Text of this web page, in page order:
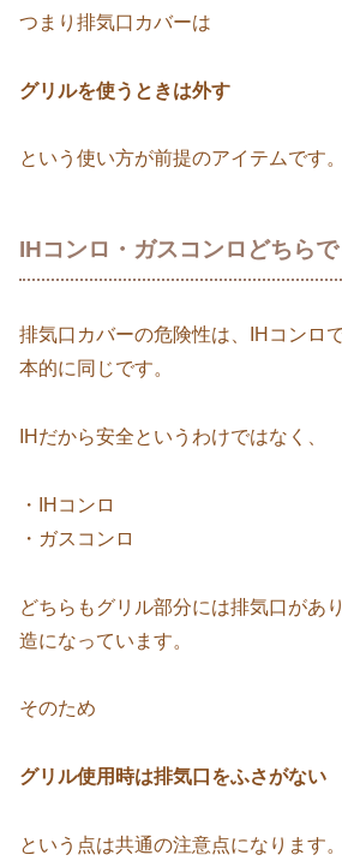
つまり排気口カバーは
グリルを使うときは外す
という使い方が前提のアイテムです。
IHコンロ・ガスコンロどちら
排気口カバーの危険性は、IHコンロ
本的に同じです。
IHだから安全というわけではなく、
・IHコンロ
・ガスコンロ
どちらもグリル部分には排気口があ
造になっています。
そのため
グリル使用時は排気口をふさがない
という点は共通の注意点になります。